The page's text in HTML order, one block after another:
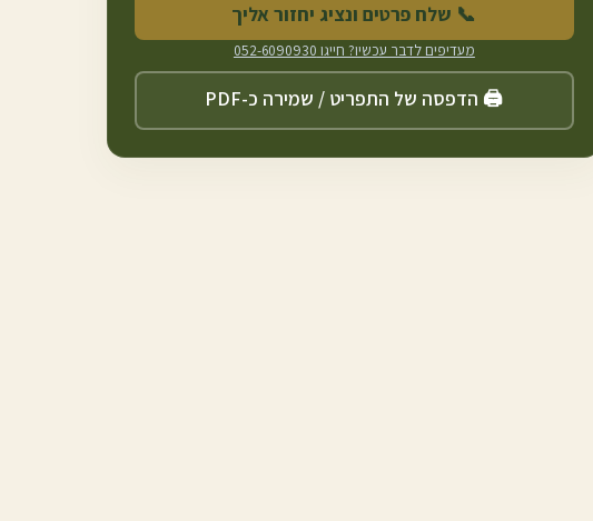
📞 שלח פרטים ונציג יחזור אליך
מעדיפים לדבר עכשיו? חייגו 052-6090930
🖨️ הדפסה של התפריט / שמירה כ-PDF